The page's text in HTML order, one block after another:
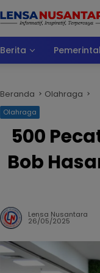
Berita
Beranda Olahraga
Olahraga
500
Bob
Lensa Nusantara
26/05/2025